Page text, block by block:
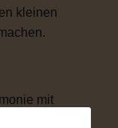
kleinen
mit
Als